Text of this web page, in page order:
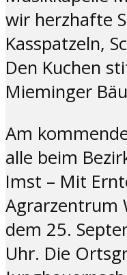
wir herzhafte
Kasspatzeln,
Den Kuchen
Mieminger
Am
alle beim
Imst – Mit
Agrarzentrum
dem 25.
Uhr. Die